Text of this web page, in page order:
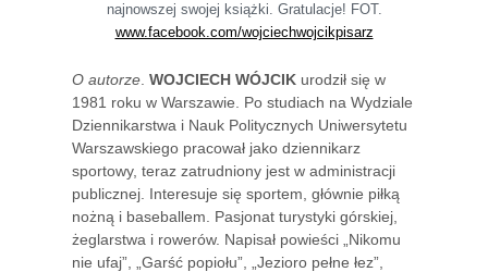
najnowszej swojej książki. Gratulacje! FOT.
www.facebook.com/wojciechwojcikpisarz
O autorze WOJCIECH WÓJCIK urodził się w
1981 roku w Warszawie. Po studiach na Wydziale
Dziennikarstwa i Nauk Politycznych Uniwersytetu
Warszawskiego pracował jako dziennikarz
sportowy, teraz zatrudniony jest w administracji
publicznej. Interesuje się sportem, głównie piłką
nożną i baseballem. Pasjonat turystyki górskiej,
żeglarstwa i rowerów. Napisał powieści „Nikomu
nie ufaj”, „Garść popiołu”, „Jezioro pełne łez”,